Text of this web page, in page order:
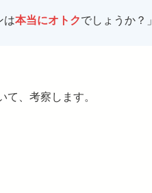
は本当にオトクでしょうか？」
、考察します。